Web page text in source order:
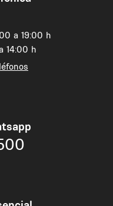
a 19:00 h
14:00 h